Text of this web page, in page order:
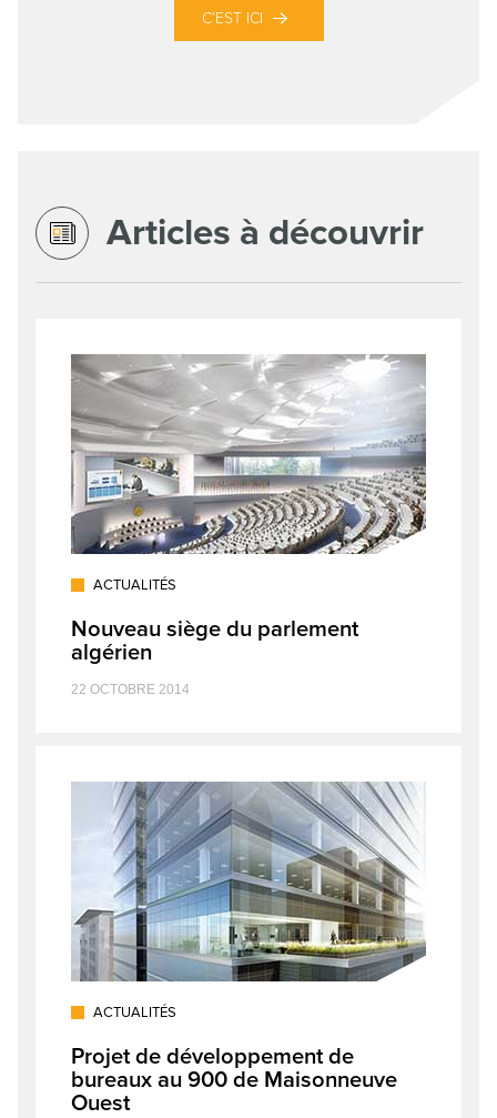
C’EST ICI
Articles à découvrir
ACTUALITÉS
Nouveau siège du parlement
algérien
22 OCTOBRE 2014
ACTUALITÉS
Projet de développement de
bureaux au 900 de Maisonneuve
Ouest